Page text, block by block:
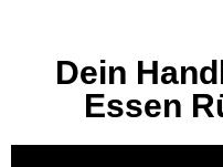
Dein
Essen